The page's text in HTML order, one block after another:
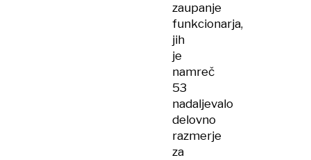
zaupanje
funkcionarja,
jih
je
namreč
53
nadaljevalo
delovno
razmerje
za